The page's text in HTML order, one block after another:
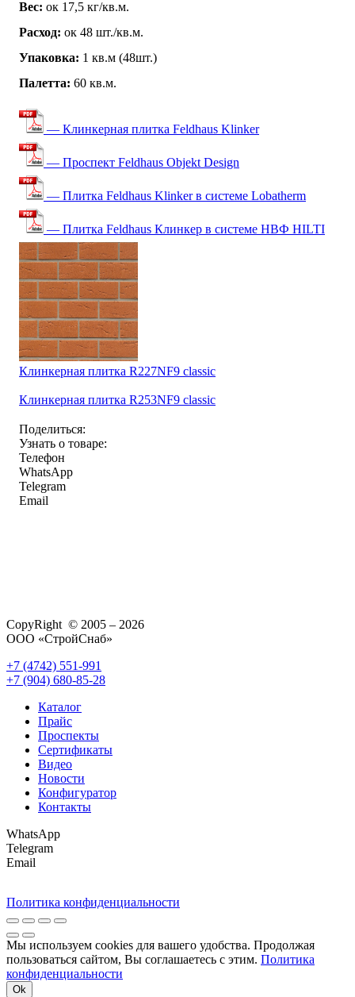
Вес: ок 17,5 кг/кв.м.
Расход: ок 48 шт./кв.м.
Упаковка: 1 кв.м (48шт.)
Палетта: 60 кв.м.
— Клинкерная плитка Feldhaus Klinker
— Проспект Feldhaus Objekt Design
— Плитка Feldhaus Klinker в системе Lobatherm
— Плитка Feldhaus Клинкер в системе НВФ HILTI
Клинкерная плитка R227NF9 classic
Клинкерная плитка R253NF9 classic
Поделиться:
Узнать о товаре:
Телефон
WhatsApp
Telegram
Email
CopyRight © 2005 – 2026
ООО «СтройСнаб»
+7 (4742) 551-991
+7 (904) 680-85-28
Каталог
Прайс
Проспекты
Сертификаты
Видео
Новости
Конфигуратор
Контакты
WhatsApp
Telegram
Email
Политика конфиденциальности
Мы используем cookies для вашего удобства. Продолжая
пользоваться сайтом, Вы соглашаетесь с этим. Политика
конфиденциальности
Ok